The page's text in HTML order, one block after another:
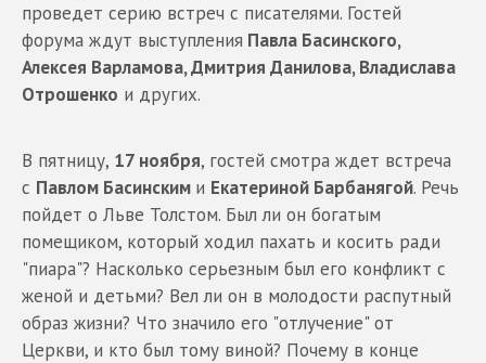
проведет серию встреч с писателями. Гостей
форума ждут выступления Павла Басинского,
Алексея Варламова, Дмитрия Данилова, Владислава
Отрошенко и других.
В пятницу, 17 ноября, гостей смотра ждет встреча
с Павлом Басинским и Екатериной Барбанягой. Речь
пойдет о Льве Толстом. Был ли он богатым
помещиком, который ходил пахать и косить ради
"пиара"? Насколько серьезным был его конфликт с
женой и детьми? Вел ли он в молодости распутный
образ жизни? Что значило его "отлучение" от
Церкви, и кто был тому виной? Почему в конце